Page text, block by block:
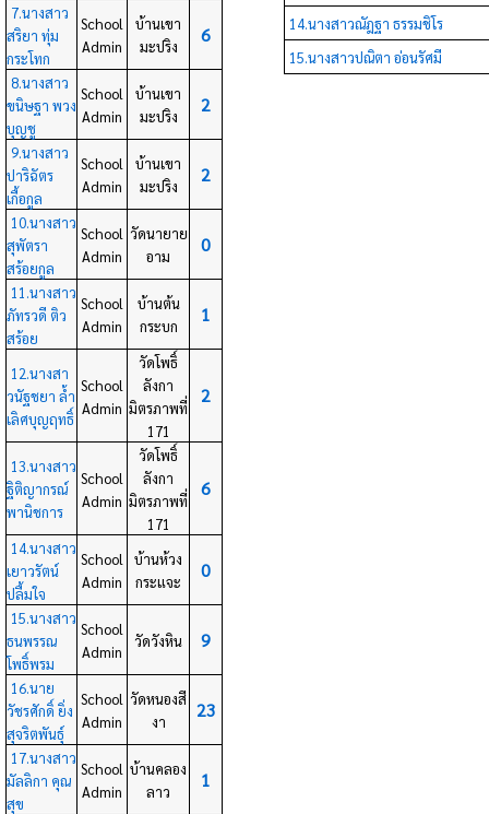
7.นางสาว
สริยา ทุ่ม
กระโทก
School
Admin
บ้านเขา
มะปริง
6
8.นางสาว
ขนิษฐา พวง
บุญชู
School
Admin
บ้านเขา
มะปริง
2
9.นางสาว
ปาริฉัตร
เกื้อกูล
School
Admin
บ้านเขา
มะปริง
2
10.นางสาว
สุพัตรา
สร้อยกูล
School
Admin
วัดนายาย
อาม
0
11.นางสาว
ภัทรวดี ติว
สร้อย
School
Admin
บ้านต้น
กระบก
1
12.นางสา
วนัฐชยา ล้ำ
เลิศบุญฤทธิ์
School
Admin
วัดโพธิ์
ลังกา
มิตรภาพที่
171
2
13.นางสาว
ฐิติญากรณ์
พานิชการ
School
Admin
วัดโพธิ์
ลังกา
มิตรภาพที่
171
6
14.นางสาว
เยาวรัตน์
ปลื้มใจ
School
Admin
บ้านห้วง
กระแจะ
0
15.นางสาว
ธนพรรณ
โพธิ์พรม
School
Admin
วัดวังหิน 9
16.นาย
วัชรศักดิ์ ยิ่ง
สุจริตพันธุ์
School
Admin
วัดหนองสี
งา
23
17.นางสาว
มัลลิกา คุณ
สุข
School
Admin
บ้านคลอง
ลาว
1
14.นางสาวณัฎฐา ธรรมชิโร
15.นางสาวปณิตา อ่อนรัศมี